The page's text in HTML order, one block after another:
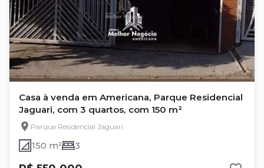
Casa à venda em Americana, Parque Residencial
Jaguari, com 3 quartos, com 150 m²
Parque Residencial Jaguari
150 m² 3